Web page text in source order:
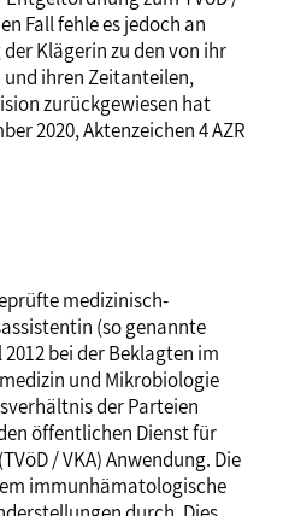
Fall fehle es jedoch an
Klägerin zu den von ihr
ihren Zeitanteilen,
zurückgewiesen hat
2020, Aktenzeichen 4 AZR
medizinisch-
(so genannte
bei der Beklagten im
und Mikrobiologie
der Parteien
öffentlichen Dienst für
/ VKA) Anwendung. Die
immunhämatologische